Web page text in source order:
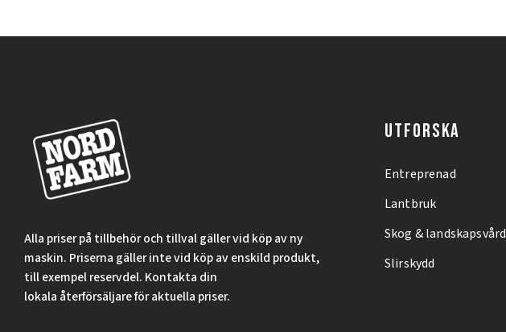
Alla priser på tillbehör och tillval gäller vid köp av ny
maskin. Priserna gäller inte vid köp av enskild produkt,
till exempel reservdel. Kontakta din
lokala återförsäljare för aktuella priser.
UTFORSKA
Entreprenad
Lantbruk
Skog & landskapsvård
Slirskydd